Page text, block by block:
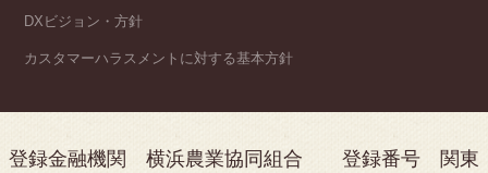
DXビジョン・方針
カスタマーハラスメントに対する基本方針
登録金融機関 横浜農業協同組合 登録番号 関東